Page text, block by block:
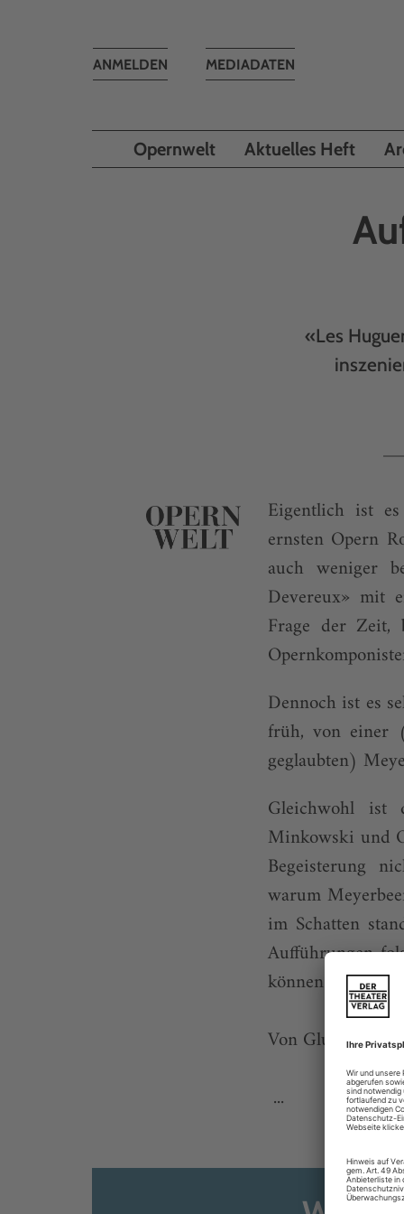
MEDIADATEN
Toggle
ANMELDEN
Opernwelt Aktuelles Heft
«Les
Eigentlich ist
ernsten Opern
auch weniger
Devereux» mit
Frage der Zeit,
Dennoch ist es
früh, von einer
geglaubten)
Gleichwohl ist
Minkowski und
Begeisterung
warum
im Schatten
Aufführungen
können.
Von Gluck und
...